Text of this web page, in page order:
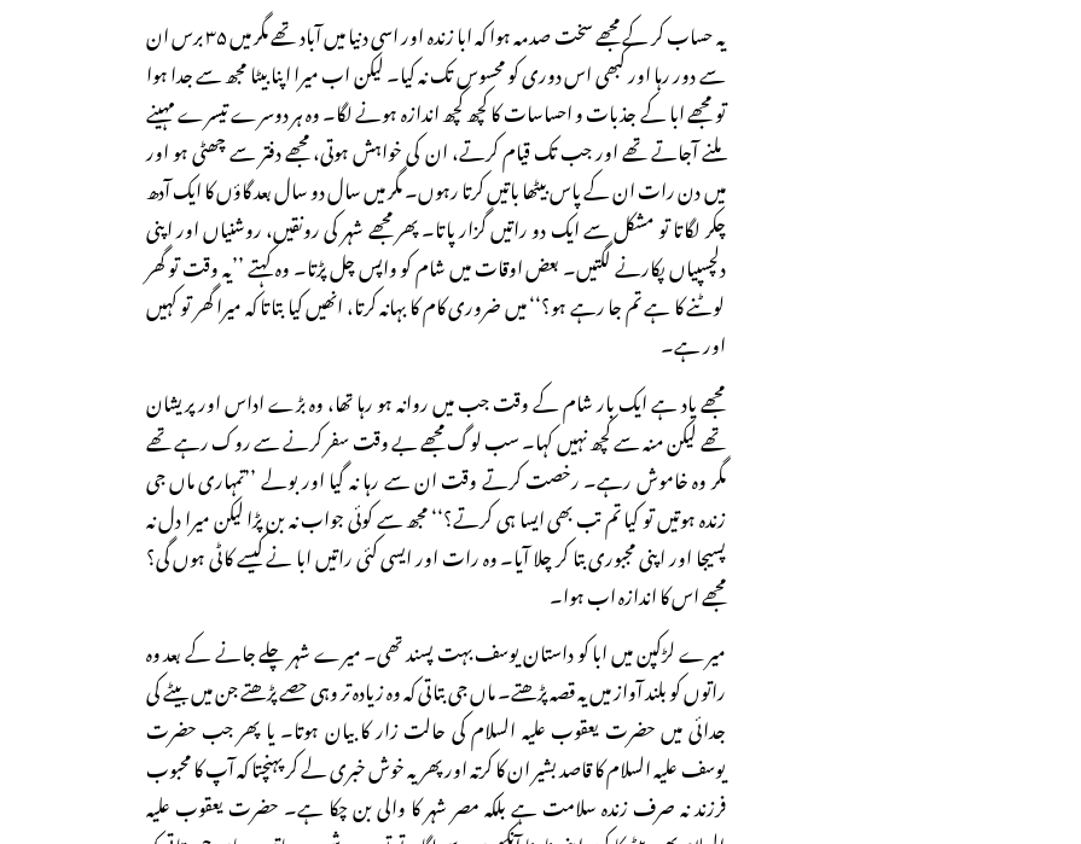
یہ حساب کر کے مجھے سخت صدمہ ہوا کہ ابا زندہ اور اسی دنیا میں آباد تھے مگر میں ۳۵ برس ان
سے دور رہا اور کبھی اس دوری کو محسوس تک نہ کیا۔ لیکن اب میرا اپنا بیٹا مجھ سے جدا ہوا
تو مجھے ابا کے جذبات و احساسات کا کچھ کچھ اندازہ ہونے لگا۔ وہ ہر دوسرے تیسرے مہینے
ملنے آجاتے تھے اور جب تک قیام کرتے، ان کی خواہش ہوتی، مجھے دفتر سے چھٹی ہو اور
میں دن رات ان کے پاس بیٹھا باتیں کرتا رہوں۔ مگر میں سال دو سال بعد گاؤں کا ایک آدھ
چکر لگاتا تو مشکل سے ایک دو راتیں گزار پاتا۔ پھر مجھے شہر کی رونقیں، روشنیاں اور اپنی
دلچسپیاں پکارنے لگتیں۔ بعض اوقات میں شام کو واپس چل پڑتا۔ وہ کہتے ’’یہ وقت تو گھر
لوٹنے کا ہے تم جا رہے ہو؟‘‘ میں ضروری کام کا بہانہ کرتا، انھیں کیا بتاتا کہ میرا گھر تو کہیں
اور ہے۔
مجھے یاد ہے ایک بار شام کے وقت جب میں روانہ ہو رہا تھا، وہ بڑے اداس اور پریشان
تھے لیکن منہ سے کچھ نہیں کہا۔ سب لوگ مجھے بے وقت سفر کرنے سے روک رہے تھے
مگر وہ خاموش رہے۔ رخصت کرتے وقت ان سے رہا نہ گیا اور بولے ’’تمہاری ماں جی
زندہ ہوتیں تو کیا تم تب بھی ایسا ہی کرتے؟‘‘ مجھ سے کوئی جواب نہ بن پڑا لیکن میرا دل نہ
پسیجا اور اپنی مجبوری بتا کر چلا آیا۔ وہ رات اور ایسی کئی راتیں ابا نے کیسے کاٹی ہوں گی؟
مجھے اس کا اندازہ اب ہوا۔
میرے لڑکپن میں ابا کو داستان یوسف بہت پسند تھی۔ میرے شہر چلے جانے کے بعد وہ
راتوں کو بلند آواز میں یہ قصہ پڑھتے۔ ماں جی بتاتی کہ وہ زیادہ تر وہی حصے پڑھتے جن میں بیٹے کی
جدائی میں حضرت یعقوب علیہ السلام کی حالت زار کا بیان ہوتا۔ یا پھر جب حضرت
یوسف علیہ السلام کا قاصد بشیر ان کا کرتہ اور پھر یہ خوش خبری لے کر پہنچتا کہ آپ کا محبوب
فرزند نہ صرف زندہ سلامت ہے بلکہ مصر شہر کا والی بن چکا ہے۔ حضرت یعقوب علیہ